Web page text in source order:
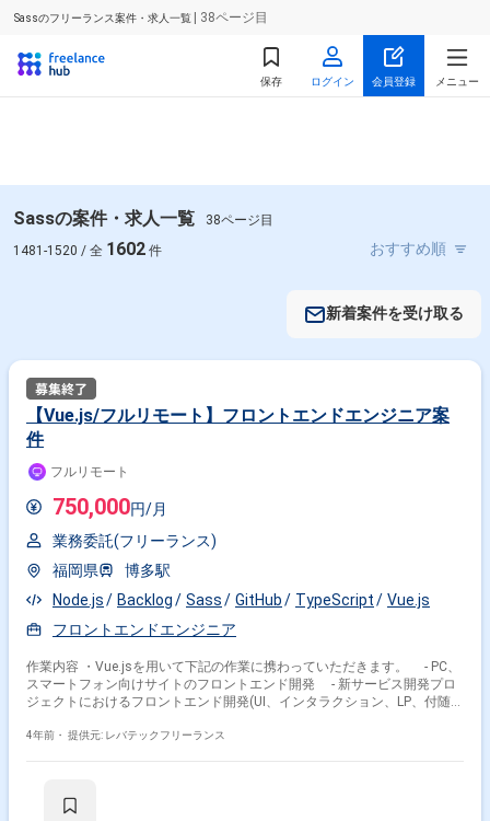
Sassのフリーランス案件・求人一覧 | 38ページ目
保存 ログイン 会員登録 メニュー
Sassの案件・求人一覧
38ページ目
1481-1520 / 全 1602 件
新着案件を受け取る
【Vue.js/フルリモート】フロントエンドエンジニア案
件
フルリモート
750,000円/月
業務委託(フリーランス)
福岡県
博多駅
Node.js
Backlog Sass GitHub TypeScript
Vue.js
フロントエンドエンジニア
作業内容 ・Vue.jsを用いて下記の作業に携わっていただきます。 - PC、
スマートフォン向けサイトのフロントエンド開発 - 新サービス開発プロ
ジェクトにおけるフロントエンド開発(UI、インタラクション、LP、付随す
てご担当いただきます。
4年前・ 提供元: レバテックフリーランス